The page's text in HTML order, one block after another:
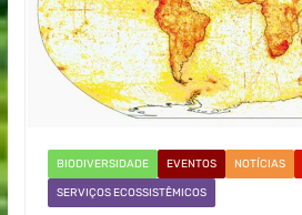
BIODIVERSIDADE EVENTOS NOTÍCIAS
SERVIÇOS ECOSSISTÊMICOS